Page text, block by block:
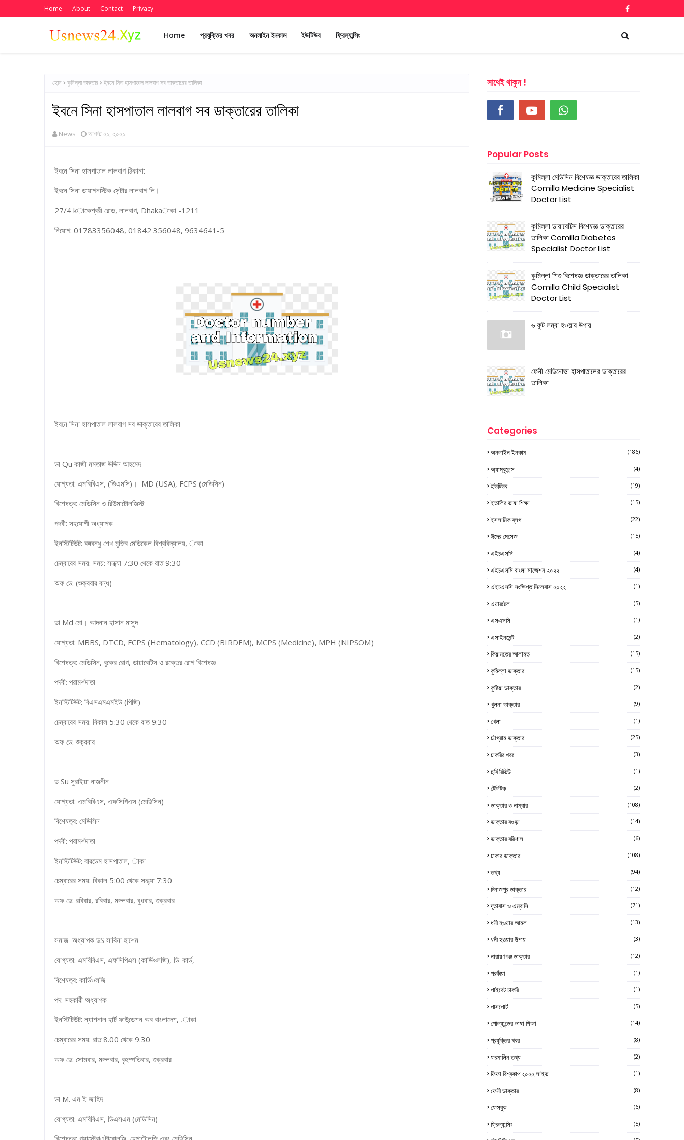
Home About Contact Privacy
Home প্রযুক্তির খবর অনলাইন ইনকাম ইউটিউব ফ্রিল্যান্সিং
হোম কুমিল্লা ডাক্তার ইবনে সিনা হাসপাতাল লালবাগ সব ডাক্তারের তালিকা
ইবনে সিনা হাসপাতাল লালবাগ সব ডাক্তারের তালিকা
News আগস্ট ২১, ২০২১
ইবনে সিনা হাসপাতাল লালবাগ ঠিকানা:
ইবনে সিনা ডায়াগনস্টিক সেন্টার লালবাগ লি।
27/4 kাকেশ্বরী রোড, লালবাগ, Dhakaাকা -1211
নিয়োগ: 01783356048, 01842 356048, 9634641-5
ইবনে সিনা হাসপাতাল লালবাগ সব ডাক্তারের তালিকা
ডা Qu কাজী মমতাজ উদ্দিন আহমেদ
যোগ্যতা: এমবিবিএস, (ডিএমসি)। MD (USA), FCPS (মেডিসিন)
বিশেষত্ব: মেডিসিন ও রিউমাটোলজিস্ট
পদবী: সহযোগী অধ্যাপক
ইনস্টিটিউট: বঙ্গবন্ধু শেখ মুজিব মেডিকেল বিশ্ববিদ্যালয়, াকা
চেম্বারের সময়: সময়: সন্ধ্যা 7:30 থেকে রাত 9:30
অফ ডে: (শুক্রবার বন্ধ)
ডা Md মো। আদনান হাসান মাসুদ
যোগ্যতা: MBBS, DTCD, FCPS (Hematology), CCD (BIRDEM), MCPS (Medicine), MPH (NIPSOM)
বিশেষত্ব: মেডিসিন, বুকের রোগ, ডায়াবেটিস ও রক্তের রোগ বিশেষজ্ঞ
পদবী: পরামর্শদাতা
ইনস্টিটিউট: বিএসএমএমইউ (পিজি)
চেম্বারের সময়: বিকাল 5:30 থেকে রাত 9:30
অফ ডে: শুক্রবার
ড Su সুরাইয়া নাজনীন
যোগ্যতা: এমবিবিএস, এফসিপিএস (মেডিসিন)
বিশেষত্ব: মেডিসিন
পদবী: পরামর্শদাতা
ইনস্টিটিউট: বারডেম হাসপাতাল, াকা
চেম্বারের সময়: বিকাল 5:00 থেকে সন্ধ্যা 7:30
অফ ডে: রবিবার, রবিবার, মঙ্গলবার, বুধবার, শুক্রবার
সমাজ অধ্যাপক ডS সাবিনা হাশেম
যোগ্যতা: এমবিবিএস, এফসিপিএস (কার্ডিওলজি), ডি-কার্ড,
বিশেষত্ব: কার্ডিওলজি
পদ: সহকারী অধ্যাপক
ইনস্টিটিউট: ন্যাশনাল হার্ট ফাউন্ডেশন অব বাংলাদেশ, .াকা
চেম্বারের সময়: রাত 8.00 থেকে 9.30
অফ ডে: সোমবার, মঙ্গলবার, বৃহস্পতিবার, শুক্রবার
ডা M. এম ই জাহিদ
যোগ্যতা: এমবিবিএস, ডিএসএম (মেডিসিন)
সাথেই থাকুন !
Popular Posts
কুমিল্লা মেডিসিন বিশেষজ্ঞ ডাক্তারের তালিকা
Comilla Medicine Specialist
Doctor List
কুমিল্লা ডায়াবেটিস বিশেষজ্ঞ ডাক্তারের
তালিকা Comilla Diabetes
Specialist Doctor List
কুমিল্লা শিশু বিশেষজ্ঞ ডাক্তারের তালিকা
Comilla Child Specialist
Doctor List
৬ ফুট লম্বা হওয়ার উপায়
ফেনী মেডিনোভা হাসপাতালের ডাক্তারের
তালিকা
Categories
অনলাইন ইনকাম (186)
অ্যাম্বুলেন্স (4)
ইউটিউব (19)
ইতালির ভাষা শিক্ষা (15)
ইসলামিক ব্লগ (22)
ঈদের মেসেজ (15)
এইচএসসি (4)
এইচএসসি বাংলা সাজেশন ২০২২ (4)
এইচএসসি সংক্ষিপ্ত সিলেবাস ২০২২ (1)
এয়ারটেল (5)
এসএসসি (1)
এসাইনমেন্ট (2)
কিয়ামতের আলামত (15)
কুমিল্লা ডাক্তার (15)
কুষ্টিয়া ডাক্তার (2)
খুলনা ডাক্তার (9)
খেলা (1)
চট্টগ্রাম ডাক্তার (25)
চাকরির খবর (3)
ছবি রিভিউ (1)
টেলিটক (2)
ডাক্তার ও নাম্বার (108)
ডাক্তার বগুড়া (14)
ডাক্তার বরিশাল (6)
ঢাকার ডাক্তার (108)
তথ্য (94)
দিনাজপুর ডাক্তার (12)
দূতাবাস ও এম্বাসি (71)
ধনী হওয়ার আমল (13)
ধনী হওয়ার উপায় (3)
নারায়ণগঞ্জ ডাক্তার (12)
পরকীয়া (1)
পাইবেট চাকরি (1)
পাসপোর্ট (5)
পোল্যান্ডের ভাষা শিক্ষা (14)
প্রযুক্তির খবর (8)
ফরমালিন তথ্য (2)
ফিফা বিশ্বকাপ ২০২২ লাইভ (1)
ফেনী ডাক্তার (8)
ফেসবুক (6)
ফ্রিল্যান্সিং (5)